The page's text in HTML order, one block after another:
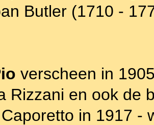
Butler (1710 -
verscheen in
Rizzani en ook de
in 1917 -